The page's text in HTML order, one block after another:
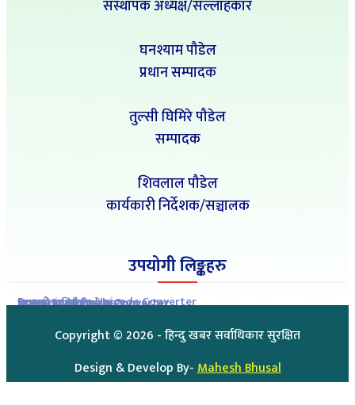
संस्थापक अध्यक्ष/सल्लाहकार
घनश्याम पौडेल
प्रधान सम्पादक
तुल्सी घिमिरे पौडेल
सम्पादक
शिवलाल पौडेल
कार्यकारी निर्देशक/सञ्चालक
उपयोगी लिङ्कहरु
Romanized to Unicode Converter
Preeti to Unicode Converter
Unicode to Preeti Converter
आजको राशिफल
आजको सुनचाँदीको मुल्य
Copyright ©2026 - हिन्दु खबर सर्वाधिकार सुरक्षित
Design & Develop By-Mahesh Bhusal